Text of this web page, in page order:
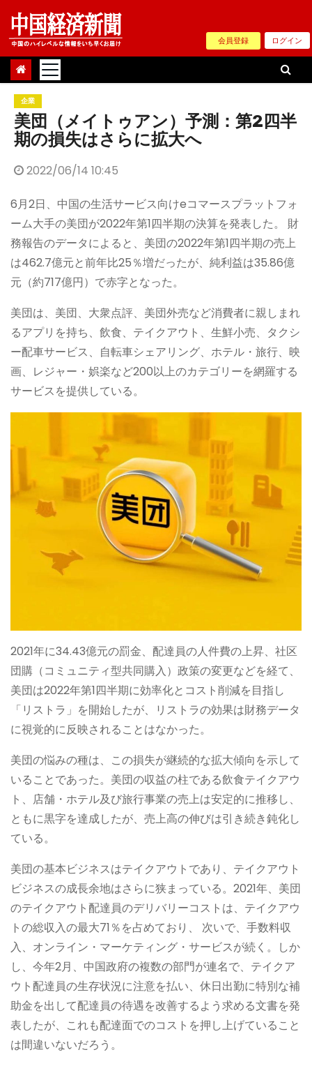
Skip
content
会員登録 ログイン
企業
美団（メイトゥアン）予測：第2四半
期の損失はさらに拡大へ
2022/06/14 10:45
6月2日、中国の生活サービス向けeコマースプラットフォ
ーム大手の美団が2022年第1四半期の決算を発表した。 財
務報告のデータによると、美団の2022年第1四半期の売上
は462.7億元と前年比25％増だったが、純利益は35.86億
元（約717億円）で赤字となった。
美団は、美団、大衆点評、美団外売など消費者に親しまれ
るアプリを持ち、飲食、テイクアウト、生鮮小売、タクシ
ー配車サービス、自転車シェアリング、ホテル・旅行、映
画、レジャー・娯楽など200以上のカテゴリーを網羅する
サービスを提供している。
2021年に34.43億元の罰金、配達員の人件費の上昇、社区
団購（コミュニティ型共同購入）政策の変更などを経て、
美団は2022年第1四半期に効率化とコスト削減を目指し
「リストラ」を開始したが、リストラの効果は財務データ
に視覚的に反映されることはなかった。
美団の悩みの種は、この損失が継続的な拡大傾向を示して
いることであった。美団の収益の柱である飲食テイクアウ
ト、店舗・ホテル及び旅行事業の売上は安定的に推移し、
ともに黒字を達成したが、売上高の伸びは引き続き鈍化し
ている。
美団の基本ビジネスはテイクアウトであり、テイクアウト
ビジネスの成長余地はさらに狭まっている。2021年、美団
のテイクアウト配達員のデリバリーコストは、テイクアウ
トの総収入の最大71％を占めており、 次いで、手数料収
入、オンライン・マーケティング・サービスが続く。しか
し、今年2月、中国政府の複数の部門が連名で、テイクア
ウト配達員の生存状況に注意を払い、休日出勤に特別な補
助金を出して配達員の待遇を改善するよう求める文書を発
表したが、これも配達面でのコストを押し上げていること
は間違いないだろう。